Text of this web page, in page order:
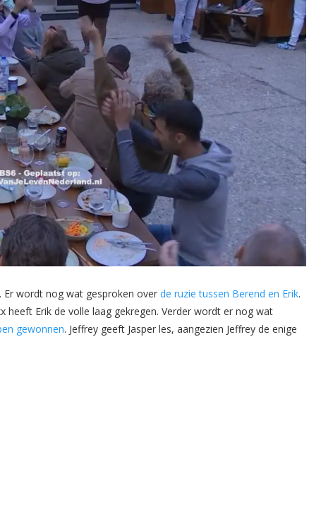
wordt nog wat gesproken over de ruzie tussen Berend en Erik.
heeft Erik de volle laag gekregen. Verder wordt er nog wat
gewonnen. Jeffrey geeft Jasper les, aangezien Jeffrey de enige